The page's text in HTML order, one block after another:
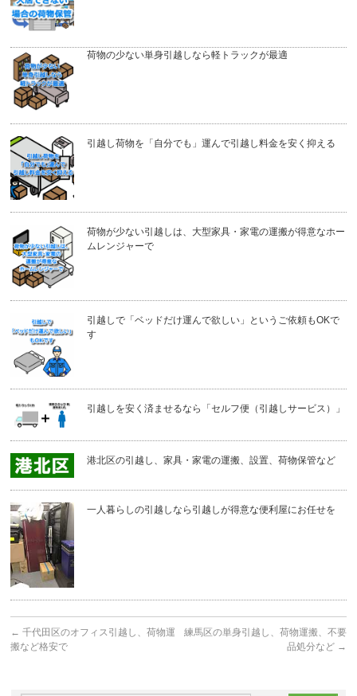
荷物の少ない単身引越しなら軽トラックが最適
引越し荷物を「自分でも」運んで引越し料金を安く抑える
荷物が少ない引越しは、大型家具・家電の運搬が得意なホー
ムレンジャーで
引越しで「ベッドだけ運んで欲しい」というご依頼もOKで
す
引越しを安く済ませるなら「セルフ便（引越しサービス）」
港北区の引越し、家具・家電の運搬、設置、荷物保管など
一人暮らしの引越しなら引越しが得意な便利屋にお任せを
← 千代田区のオフィス引越し、荷物運
搬など格安で
練馬区の単身引越し、荷物運搬、不要
品処分など →